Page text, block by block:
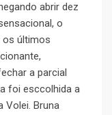
abrir dez
o
os últimos
a parcial
foi esccolhida a
Volei. Bruna